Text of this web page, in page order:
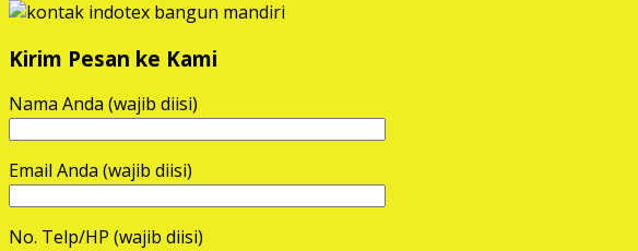
Kirim Pesan ke Kami
Nama Anda (wajib diisi)
Email Anda (wajib diisi)
No. Telp/HP (wajib diisi)